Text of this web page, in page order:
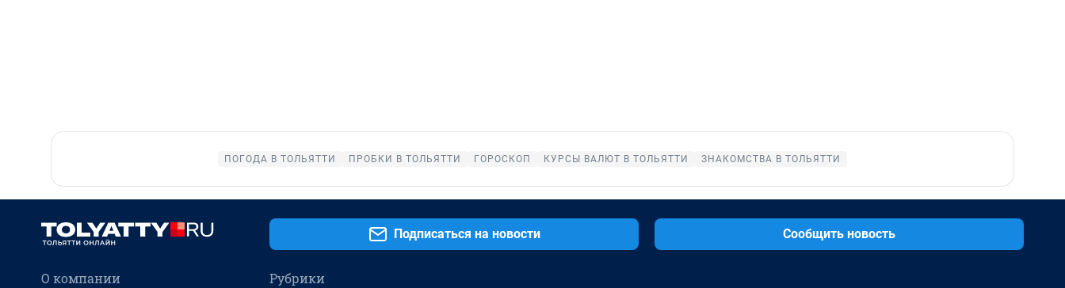
ПОГОДА В ТОЛЬЯТТИ ПРОБКИ В ТОЛЬЯТТИ ГОРОСКОП КУРСЫ ВАЛЮТ В ТОЛЬЯТТИ ЗНАКОМСТВА В ТОЛЬЯТТИ
Подписаться на новости Сообщить новость
О компании Рубрики